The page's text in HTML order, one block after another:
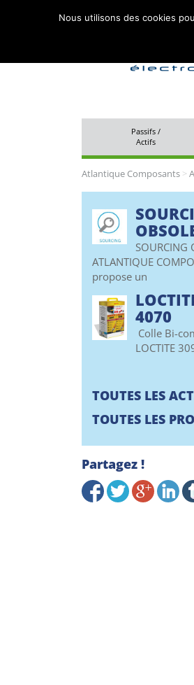
Passifs /
Actifs
Atlantique Composants >
SOURCING
ATLANTIQUE
propose un
4070
Colle Bi-
LOCTITE
TOUTES LES
TOUTES LES
Partagez !
Nous utilisons des cookies